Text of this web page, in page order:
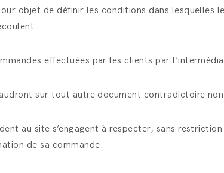
objet de définir les conditions dans lesquelles
effectuées par les clients par
sur tout autre document contradictoire
au site s’engagent à respecter, sans
de sa commande.